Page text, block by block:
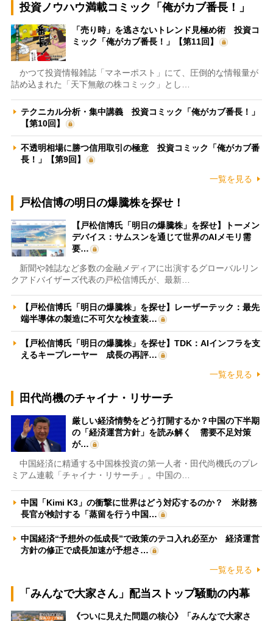
投資ノウハウ満載コミック「俺がカブ番長！」
「売り時」を逃さないトレンド見極め術 投資コ
ミック「俺がカブ番長！」【第11回】
かつて投資情報雑誌「マネーポスト」にて、圧倒的な情報量が
詰め込まれた「天下無敵の株コミック」とし…
テクニカル分析・集中講義 投資コミック「俺がカブ番長！」
【第10回】
不透明相場に勝つ信用取引の極意 投資コミック「俺がカブ番
長！」【第9回】
一覧を見る
戸松信博の明日の爆騰株を探せ！
【戸松信博氏「明日の爆騰株」を探せ】トーメン
デバイス：サムスンを通じて世界のAIメモリ需
要…
新聞や雑誌など多数の金融メディアに出演するグローバルリン
クアドバイザーズ代表の戸松信博氏が、最新…
【戸松信博氏「明日の爆騰株」を探せ】レーザーテック：最先
端半導体の製造に不可欠な検査装…
【戸松信博氏「明日の爆騰株」を探せ】TDK：AIインフラを支
えるキープレーヤー 成長の再評…
一覧を見る
田代尚機のチャイナ・リサーチ
厳しい経済情勢をどう打開するか？中国の下半期
の「経済運営方針」を読み解く 需要不足対策
が…
中国経済に精通する中国株投資の第一人者・田代尚機氏のプレ
ミアム連載「チャイナ・リサーチ」。中国の…
中国「Kimi K3」の衝撃に世界はどう対応するのか？ 米財務
長官が検討する「蒸留を行う中国…
中国経済“予想外の低成長”で政策のテコ入れ必至か 経済運営
方針の修正で成長加速が予想さ…
一覧を見る
「みんなで大家さん」配当ストップ騒動の内幕
《ついに見えた問題の核心》「みんなで大家さ